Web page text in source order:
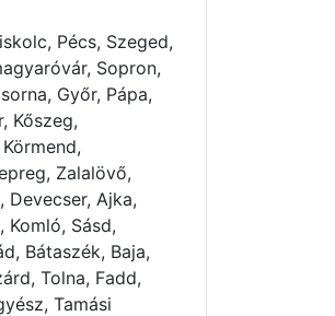
Pécs, Szeged,
Sopron,
Győr, Pápa,
Kőszeg,
Zalalövő,
Devecser, Ajka,
Komló, Sásd,
Bátaszék, Baja,
Tolna, Fadd,
Tamási